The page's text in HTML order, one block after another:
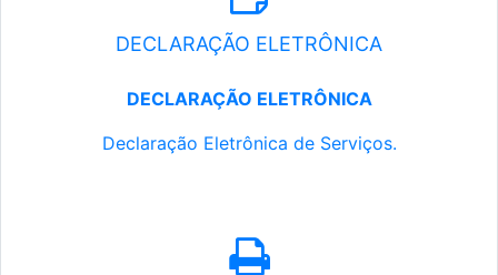
DECLARAÇÃO ELETRÔNICA
DECLARAÇÃO ELETRÔNICA
Declaração Eletrônica de Serviços.